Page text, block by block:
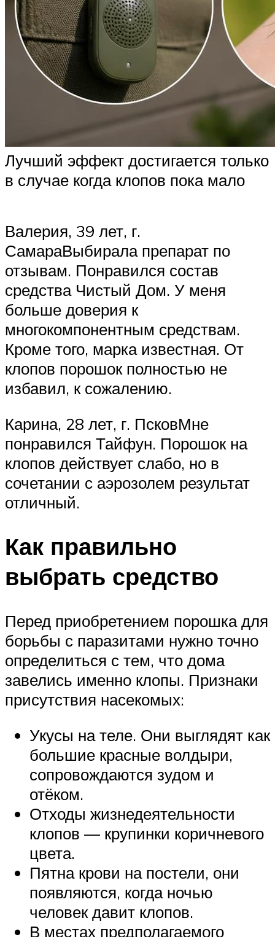
Лучший эффект достигается только
в случае когда клопов пока мало
Валерия, 39 лет, г.
СамараВыбирала препарат по
отзывам. Понравился состав
средства Чистый Дом. У меня
больше доверия к
многокомпонентным средствам.
Кроме того, марка известная. От
клопов порошок полностью не
избавил, к сожалению.
Карина, 28 лет, г. ПсковМне
понравился Тайфун. Порошок на
клопов действует слабо, но в
сочетании с аэрозолем результат
отличный.
Как правильно
выбрать средство
Перед приобретением порошка для
борьбы с паразитами нужно точно
определиться с тем, что дома
завелись именно клопы. Признаки
присутствия насекомых:
Укусы на теле. Они выглядят как
большие красные волдыри,
сопровождаются зудом и
отёком.
Отходы жизнедеятельности
клопов — крупинки коричневого
цвета.
Пятна крови на постели, они
появляются, когда ночью
человек давит клопов.
В местах предполагаемого